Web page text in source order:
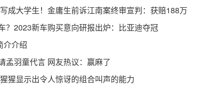
成大学生！金庸生前诉江南案终审宣判：获赔188万
？2023新车购买意向研报出炉：比亚迪夺冠
介介绍
孟羽童代言 网友热议：赢麻了
猩显示出令人惊讶的组合叫声的能力